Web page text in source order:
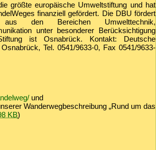
größte europäische Umweltstiftung und hat
finanziell gefördert. Die DBU fördert
den Bereichen Umwelttechnik,
unter besonderer Berücksichtigung
ist Osnabrück. Kontakt: Deutsche
Tel. 0541/9633-0, Fax 0541/9633-
und
Wanderwegbeschreibung „Rund um das
KB)